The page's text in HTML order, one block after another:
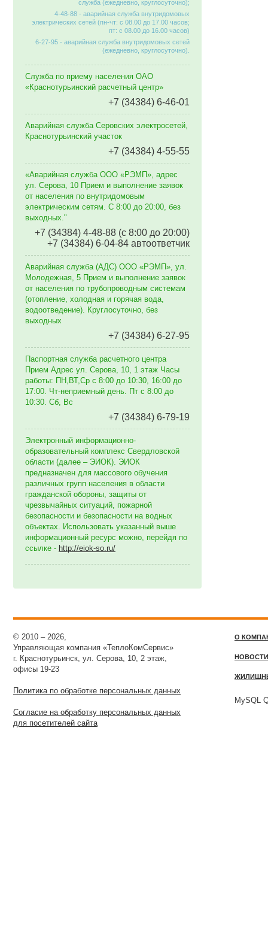
служба (ежедневно, круглосуточно);
4-48-88 - аварийная служба внутридомовых
электрических сетей (пн-чт: с 08.00 до 17.00 часов;
пт: с 08.00 до 16.00 часов)
6-27-95 - аварийная служба внутридомовых сетей
(ежедневно, круглосуточно).
Служба по приему населения ОАО
«Краснотурьинский расчетный центр»
+7 (34384) 6-46-01
Аварийная служба Серовских электросетей,
Краснотурьинский участок
+7 (34384) 4-55-55
«Аварийная служба ООО «РЭМП», адрес
ул. Серова, 10 Прием и выполнение заявок
от населения по внутридомовым
электрическим сетям. C 8:00 до 20:00, без
выходных."
+7 (34384) 4-48-88 (с 8:00 до 20:00)
+7 (34384) 6-04-84 автоответчик
Аварийная служба (АДС) ООО «РЭМП», ул.
Молодежная, 5 Прием и выполнение заявок
от населения по трубопроводным системам
(отопление, холодная и горячая вода,
водоотведение). Круглосуточно, без
выходных
+7 (34384) 6-27-95
Паспортная служба расчетного центра
Прием Адрес ул. Серова, 10, 1 этаж Часы
работы: ПН,ВТ,Ср с 8:00 до 10:30, 16:00 до
17:00. Чт-неприемный день. Пт с 8:00 до
10:30. Сб, Вс
+7 (34384) 6-79-19
Электронный информационно-
образовательный комплекс Свердловской
области (далее – ЭИОК). ЭИОК
предназначен для массового обучения
различных групп населения в области
гражданской обороны, защиты от
чрезвычайных ситуаций, пожарной
безопасности и безопасности на водных
объектах. Использовать указанный выше
информационный ресурс можно, перейдя по
ссылке - http://eiok-so.ru/
© 2010 – 2026,
Управляющая компания «ТеплоКомСервис»
г. Краснотурьинск, ул. Серова, 10, 2 этаж,
офисы 19-23
Политика по обработке персональных данных
Согласие на обработку персональных данных
для посетителей сайта
О
НОВОСТИ
MySQL